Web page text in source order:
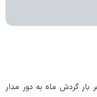
گردش ماه به دور مدار